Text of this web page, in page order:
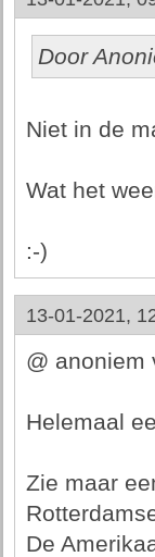
Door
Niet in de
Wat het
:-)
13-01-2021,
@ anoniem
Helemaal
Zie maar
De